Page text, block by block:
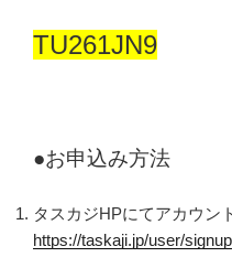
TU261JN9
●お申込み方法
タスカジHPにてアカウン
https://taskaji.jp/user/signup